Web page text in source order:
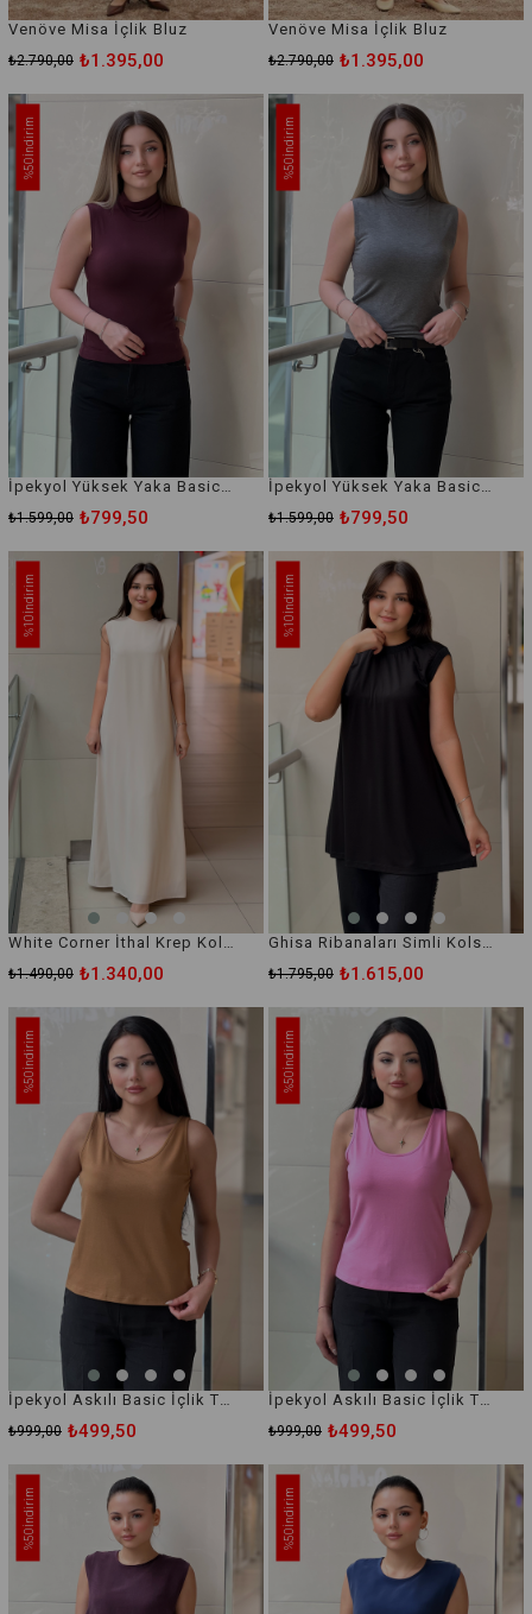
Venöve Misa İçlik Bluz
₺1.395,00
₺2.790,00
Venöve Misa İçlik Bluz
₺1.395,00
₺2.790,00
₺799,50
₺1.599,00
%50
İndirim
₺799,50
₺1.599,00
%50
İndirim
White Corner İthal Krep Kolsuz İçlik Elbise
₺1.340,00
₺1.490,00
%10
İndirim
Ghisa Ribanaları Simli Kolsuz İçlik Tunik
₺1.615,00
₺1.795,00
%10
İndirim
₺499,50
₺999,00
%50
İndirim
₺499,50
₺999,00
%50
İndirim
%50
İndirim
%50
İndirim